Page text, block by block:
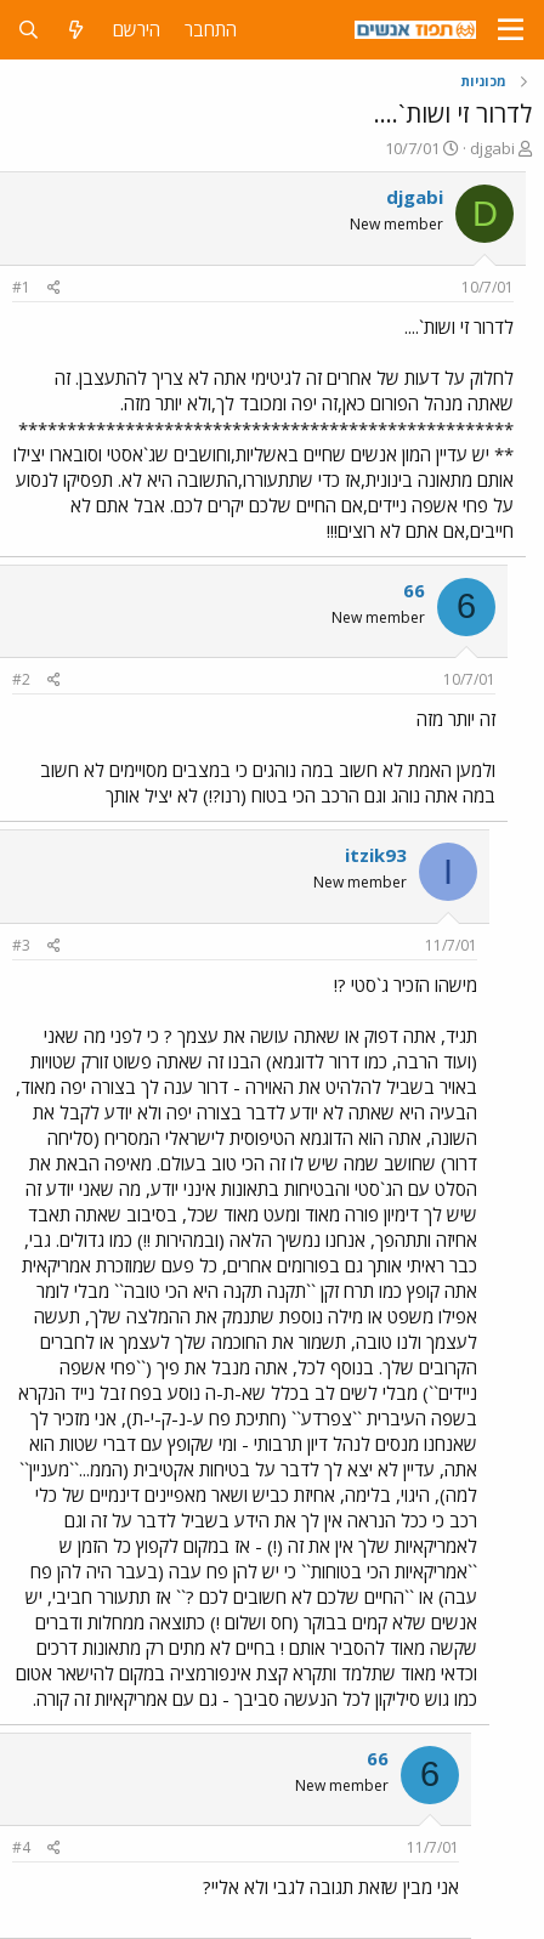
התחבר הירשם
מכוניות
לדרור זי ושות`....
פ
ו
ת
ח
ה
ש
א
djgabi
פ
ו
ר
ם
ר
10/7/01
D
djgabi
New member
10/7/01
#1
לדרור זי ושות`....
לחלוק על דעות של אחרים זה לגיטימי אתה לא צריך להתעצבן. זה
שאתה מנהל הפורום כאן,זה יפה ומכובד לך,ולא יותר מזה.
***************************************************
** יש עדיין המון אנשים שחיים באשליות,וחושבים שג`אסטי וסובארו יצילו
אותם מתאונה בינונית,אז כדי שתתעוררו,התשובה היא לא. תפסיקו לנסוע
על פחי אשפה ניידים,אם החיים שלכם יקרים לכם. אבל אתם לא
חייבים,אם אתם לא רוצים!!!
6
66
New member
10/7/01
#2
זה יותר מזה
ולמען האמת לא חשוב במה נוהגים כי במצבים מסויימים לא חשוב
במה אתה נוהג וגם הרכב הכי בטוח (רנו?!) לא יציל אותך
I
itzik93
New member
11/7/01
#3
מישהו הזכיר ג`סטי ?!
תגיד, אתה דפוק או שאתה עושה את עצמך ? כי לפני מה שאני
(ועוד הרבה, כמו דרור לדוגמא) הבנו זה שאתה פשוט זורק שטויות
באויר בשביל להלהיט את האוירה - דרור ענה לך בצורה יפה מאוד,
הבעיה היא שאתה לא יודע לדבר בצורה יפה ולא יודע לקבל את
השונה, אתה הוא הדוגמא הטיפוסית לישראלי המסריח (סליחה
דרור) שחושב שמה שיש לו זה הכי טוב בעולם. מאיפה הבאת את
הסלט עם הג`סטי והבטיחות בתאונות אינני יודע, מה שאני יודע זה
שיש לך דימיון פורה מאוד ומעט מאוד שכל, בסיבוב שאתה תאבד
אחיזה ותתהפך, אנחנו נמשיך הלאה (ובמהירות !!) כמו גדולים. גבי,
כבר ראיתי אותך גם בפורומים אחרים, כל פעם שמוזכרת אמריקאית
אתה קופץ כמו תרח זקן ``תקנה תקנה היא הכי טובה`` מבלי לומר
אפילו משפט או מילה נוספת שתנמק את ההמלצה שלך, תעשה
לעצמך ולנו טובה, תשמור את החוכמה שלך לעצמך או לחברים
הקרובים שלך. בנוסף לכל, אתה מנבל את פיך (``פחי אשפה
ניידים``) מבלי לשים לב בכלל שא-ת-ה נוסע בפח זבל נייד הנקרא
בשפה העיברית ``צפרדע`` (חתיכת פח ע-נ-ק-י-ת), אני מזכיר לך
שאנחנו מנסים לנהל דיון תרבותי - ומי שקופץ עם דברי שטות הוא
אתה, עדיין לא יצא לך לדבר על בטיחות אקטיבית (הממ...``מעניין``
למה), היגוי, בלימה, אחיזת כביש ושאר מאפיינים דינמיים של כלי
רכב כי ככל הנראה אין לך את הידע בשביל לדבר על זה וגם
לאמריקאיות שלך אין את זה (!) - אז במקום לקפוץ כל הזמן ש
``אמריקאיות הכי בטוחות`` כי יש להן פח עבה (בעבר היה להן פח
עבה) או ``החיים שלכם לא חשובים לכם ?`` אז תתעורר חביבי, יש
אנשים שלא קמים בבוקר (חס ושלום !) כתוצאה ממחלות ודברים
שקשה מאוד להסביר אותם ! בחיים לא מתים רק מתאונות דרכים
וכדאי מאוד שתלמד ותקרא קצת אינפורמציה במקום להישאר אטום
כמו גוש סיליקון לכל הנעשה סביבך - גם עם אמריקאיות זה קורה.
6
66
New member
11/7/01
#4
אני מבין שזאת תגובה לגבי ולא אליי?